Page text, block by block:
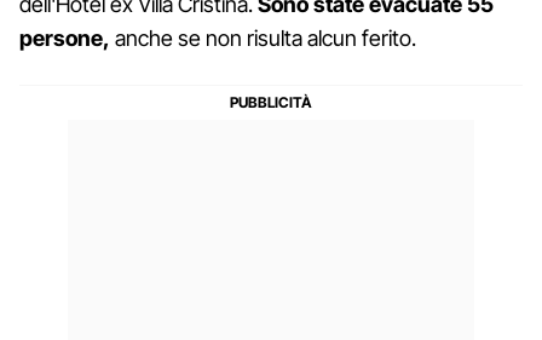
persone, anche se non risulta alcun ferito.